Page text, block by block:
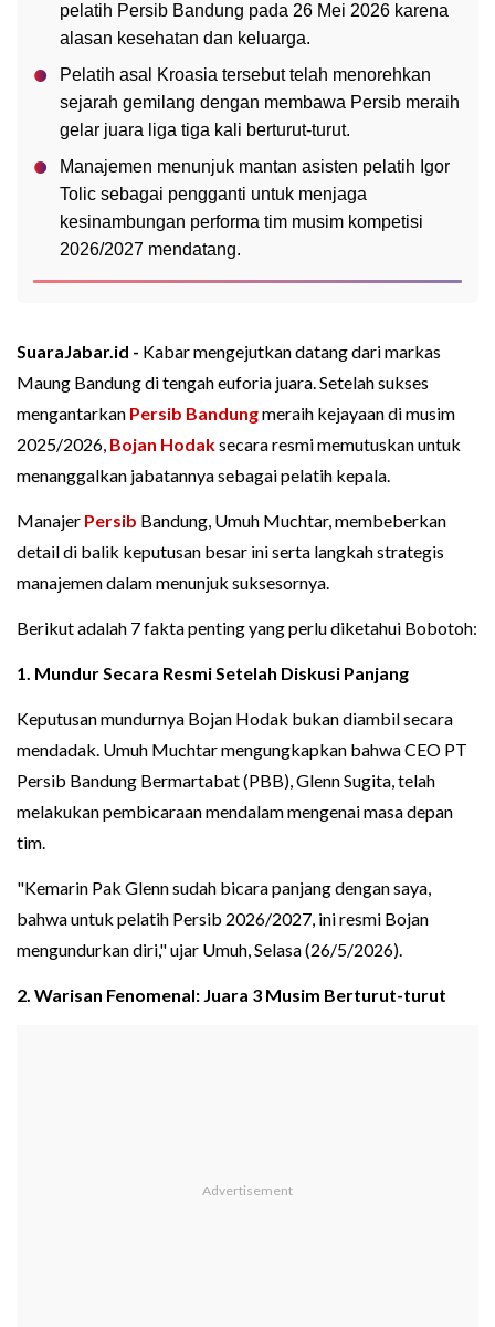
pelatih Persib Bandung pada 26 Mei 2026 karena
alasan kesehatan dan keluarga.
Pelatih asal Kroasia tersebut telah menorehkan
sejarah gemilang dengan membawa Persib meraih
gelar juara liga tiga kali berturut-turut.
Manajemen menunjuk mantan asisten pelatih Igor
Tolic sebagai pengganti untuk menjaga
kesinambungan performa tim musim kompetisi
2026/2027 mendatang.
SuaraJabar.id - Kabar mengejutkan datang dari markas
Maung Bandung di tengah euforia juara. Setelah sukses
mengantarkan Persib Bandungmeraih kejayaan di musim
2025/2026, Bojan Hodaksecara resmi memutuskan untuk
menanggalkan jabatannya sebagai pelatih kepala.
Manajer Persib Bandung, Umuh Muchtar, membeberkan
detail di balik keputusan besar ini serta langkah strategis
manajemen dalam menunjuk suksesornya.
Berikut adalah 7 fakta penting yang perlu diketahui Bobotoh:
1. Mundur Secara Resmi Setelah Diskusi Panjang
Keputusan mundurnya Bojan Hodak bukan diambil secara
mendadak. Umuh Muchtar mengungkapkan bahwa CEO PT
Persib Bandung Bermartabat (PBB), Glenn Sugita, telah
melakukan pembicaraan mendalam mengenai masa depan
tim.
"Kemarin Pak Glenn sudah bicara panjang dengan saya,
bahwa untuk pelatih Persib 2026/2027, ini resmi Bojan
mengundurkan diri," ujar Umuh, Selasa (26/5/2026).
2. Warisan Fenomenal: Juara 3 Musim Berturut-turut